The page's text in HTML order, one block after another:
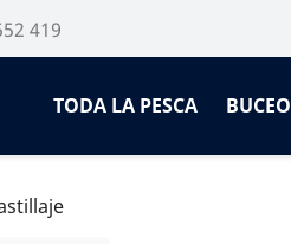
419
TODA LA PESCA BUCEO